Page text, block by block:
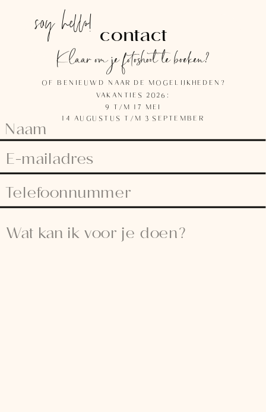
OF BENIEUWD NAAR DE MOGELIJKHEDEN?
Klaar om je fotoshoot te boeken?
contact
say hello!
VAKANTIES 2026:
9 T/M 17 MEI
14 AUGUSTUS T/M 3 SEPTEMBER